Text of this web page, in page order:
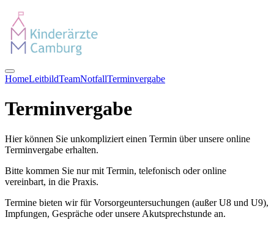
HomeLeitbildTeamNotfallTerminvergabe
Terminvergabe
Hier können Sie unkompliziert einen Termin über unsere online
Terminvergabe erhalten.
Bitte kommen Sie nur mit Termin, telefonisch oder online
vereinbart, in die Praxis.
Termine bieten wir für Vorsorgeuntersuchungen (außer U8 und U9),
Impfungen, Gespräche oder unsere Akutsprechstunde an.